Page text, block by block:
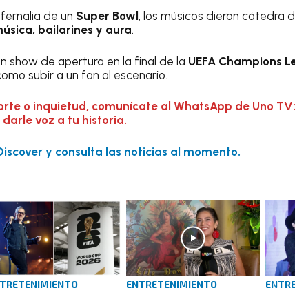
de un Super Bowl , los músicos dieron cátedra
bailarines y aura.
show de apertura en la final de la UEFA Champions
subir a un fan al escenario.
o inquietud, comunícate al WhatsApp de Uno TV:
voz a tu historia.
y consulta las noticias al momento.
ENTRETENIMIENTO